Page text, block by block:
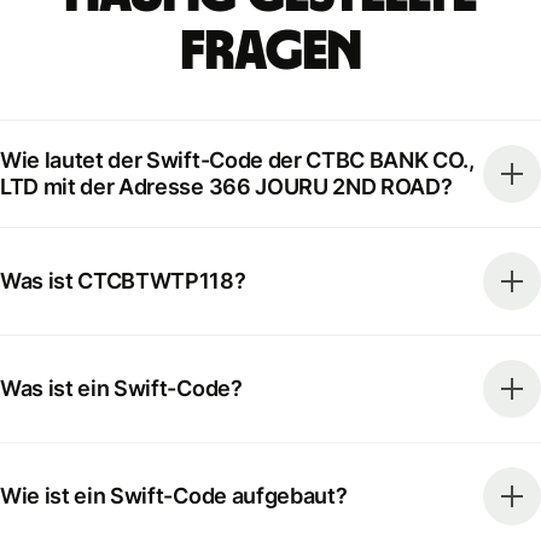
Fragen
Wie lautet der Swift-Code der CTBC BANK CO.,
LTD mit der Adresse 366 JOURU 2ND ROAD?
Was ist CTCBTWTP118?
Was ist ein Swift-Code?
Wie ist ein Swift-Code aufgebaut?